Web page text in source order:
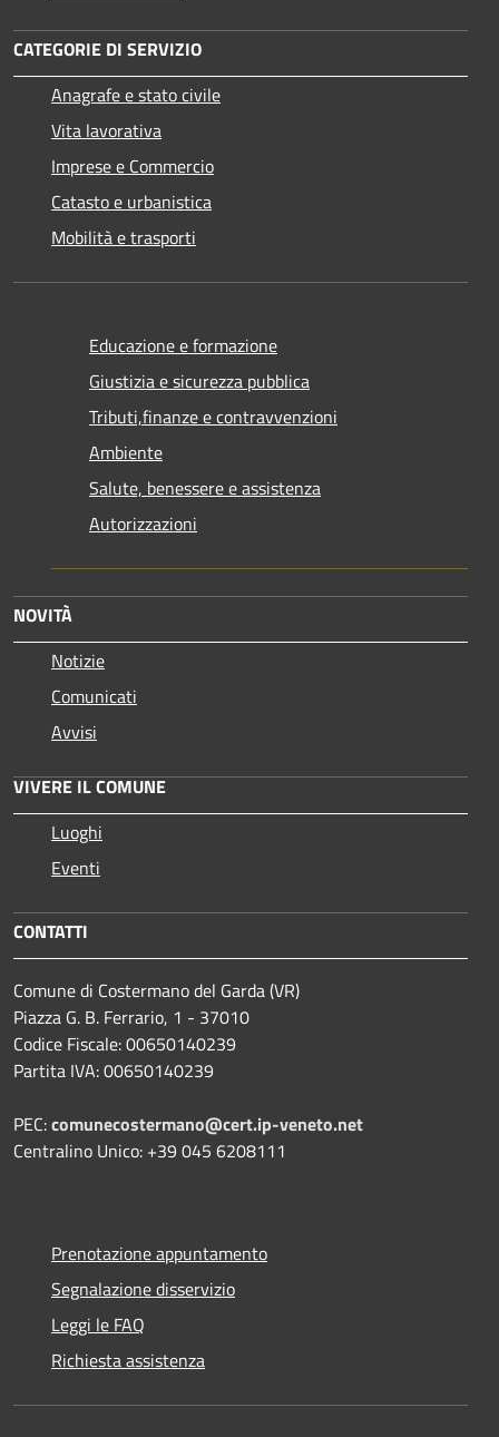
CATEGORIE DI SERVIZIO
Anagrafe e stato civile
Vita lavorativa
Imprese e Commercio
Catasto e urbanistica
Mobilità e trasporti
Educazione e formazione
Giustizia e sicurezza pubblica
Tributi,finanze e contravvenzioni
Ambiente
Salute, benessere e assistenza
Autorizzazioni
NOVITÀ
Notizie
Comunicati
Avvisi
VIVERE IL COMUNE
Luoghi
Eventi
CONTATTI
Comune di Costermano del Garda (VR)
Piazza G. B. Ferrario, 1 - 37010
Codice Fiscale: 00650140239
Partita IVA: 00650140239
PEC:comunecostermano@cert.ip-veneto.net
Centralino Unico: +39 045 6208111
Prenotazione appuntamento
Segnalazione disservizio
Leggi le FAQ
Richiesta assistenza